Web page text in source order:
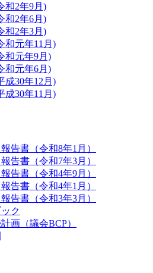
和2年9月)
和2年6月)
和2年3月)
和元年11月)
和元年9月)
和元年6月)
成30年12月)
成30年11月)
告書（令和8年1月）
告書（令和7年3月）
告書（令和4年9月）
告書（令和4年1月）
告書（令和3年3月）
ク
画（議会BCP）